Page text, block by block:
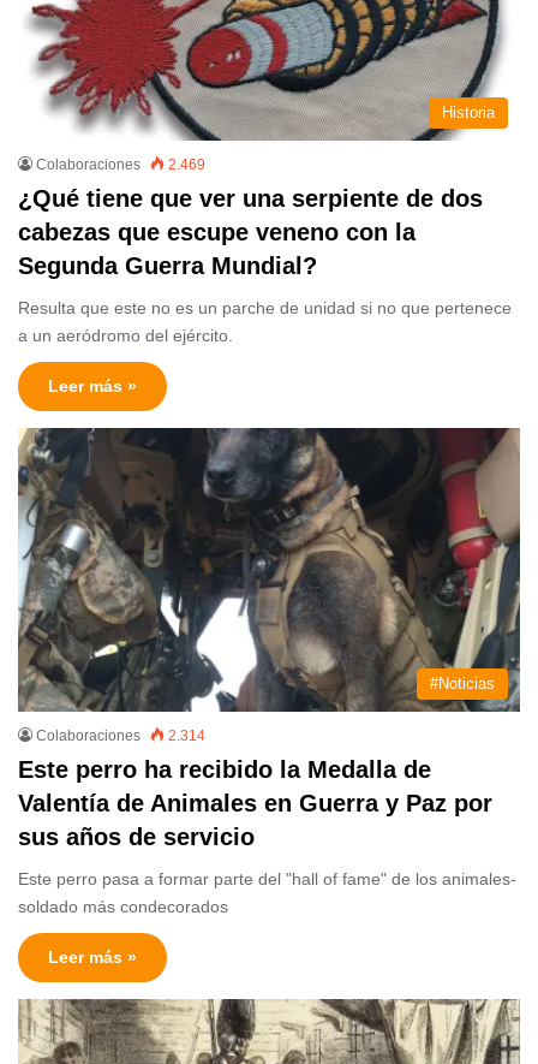
Historia
Colaboraciones 2.469
¿Qué tiene que ver una serpiente de dos
cabezas que escupe veneno con la
Segunda Guerra Mundial?
Resulta que este no es un parche de unidad si no que pertenece
a un aeródromo del ejército.
Leer más »
#Noticias
Colaboraciones 2.314
Este perro ha recibido la Medalla de
Valentía de Animales en Guerra y Paz por
sus años de servicio
Este perro pasa a formar parte del "hall of fame" de los animales-
soldado más condecorados
Leer más »